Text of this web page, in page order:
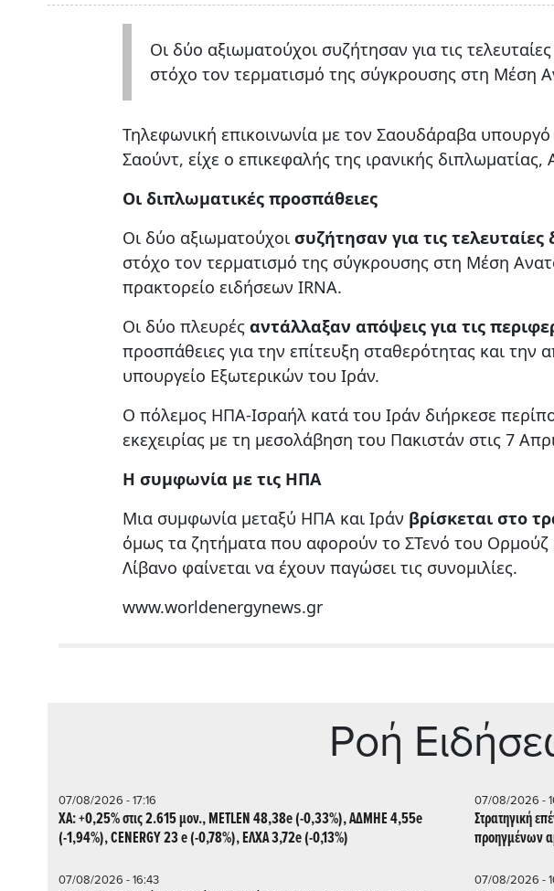
Οι δύο αξιωματούχοι συζήτησαν για τις
στόχο τον τερματισμό της σύγκρουσης στη Μέση
Τηλεφωνική επικοινωνία με τον Σαουδάραβα
Σαούντ, είχε ο επικεφαλής της ιρανικής διπλωματίας,
Οι διπλωματικές προσπάθειες
Οι δύο αξιωματούχοι συζήτησαν για τις
στόχο τον τερματισμό της σύγκρουσης στη Μέση
πρακτορείο ειδήσεων IRNA.
Οι δύο πλευρές αντάλλαξαν απόψεις για τις
προσπάθειες για την επίτευξη σταθερότητας και
υπουργείο Εξωτερικών του Ιράν.
Ο πόλεμος ΗΠΑ-Ισραήλ κατά του Ιράν διήρκεσε
εκεχειρίας με τη μεσολάβηση του Πακιστάν στις 7
Η συμφωνία με τις ΗΠΑ
Μια συμφωνία μεταξύ ΗΠΑ και Ιράν βρίσκεται στο
όμως τα ζητήματα που αφορούν το ΣΤενό του Ορμούζ
Λίβανο φαίνεται να έχουν παγώσει τις συνομιλίες.
www.worldenergynews.gr
Ρoή
07/08/2026 - 17:16
ΧΑ: +0,25% στις 2.615 μον., METLEN 48,38e (-0,33%), ΑΔΜΗΕ 4,55e
(-1,94%), CENERGY 23 e (-0,78%), ΕΛΧΑ 3,72e (-0,13%)
07/08/2026 -
Στρατηγική
προηγμένων
07/08/2026 - 16:43 07/08/2026 -